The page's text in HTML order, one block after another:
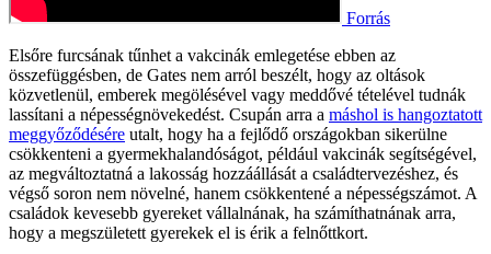
Forrás
Elsőre furcsának tűnhet a vakcinák emlegetése ebben az
összefüggésben, de Gates nem arról beszélt, hogy az oltások
közvetlenül, emberek megölésével vagy meddővé tételével tudnák
lassítani a népességnövekedést. Csupán arra a máshol is hangoztatott
meggyőződésére utalt, hogy ha a fejlődő országokban sikerülne
csökkenteni a gyermekhalandóságot, például vakcinák segítségével,
az megváltoztatná a lakosság hozzáállását a családtervezéshez, és
végső soron nem növelné, hanem csökkentené a népességszámot. A
családok kevesebb gyereket vállalnának, ha számíthatnának arra,
hogy a megszületett gyerekek el is érik a felnőttkort.